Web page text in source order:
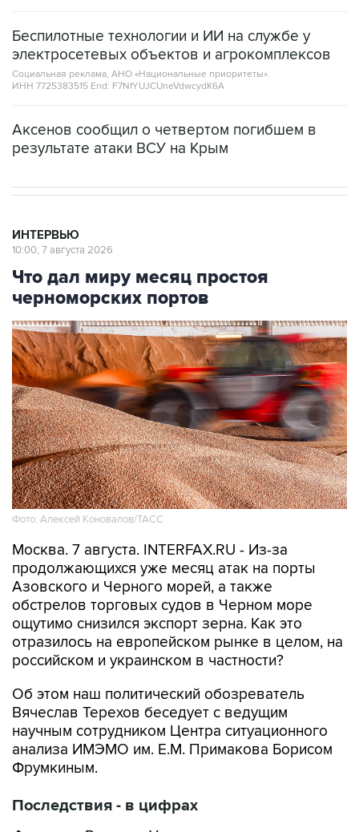
Беспилотные технологии и ИИ на службе у
электросетевых объектов и агрокомплексов
Социальная реклама, АНО «Национальные приоритеты».
ИНН 7725383515 Erid: F7NfYUJCUneVdwcydK6A
Аксенов сообщил о четвертом погибшем в
результате атаки ВСУ на Крым
ИНТЕРВЬЮ
10:00, 7 августа 2026
Что дал миру месяц простоя
черноморских портов
Фото: Алексей Коновалов/ТАСС
Москва. 7 августа. INTERFAX.RU - Из-за
продолжающихся уже месяц атак на порты
Азовского и Черного морей, а также
обстрелов торговых судов в Черном море
ощутимо снизился экспорт зерна. Как это
отразилось на европейском рынке в целом, на
российском и украинском в частности?
Об этом наш политический обозреватель
Вячеслав Терехов беседует с ведущим
научным сотрудником Центра ситуационного
анализа ИМЭМО им. Е.М. Примакова Борисом
Фрумкиным.
Последствия - в цифрах